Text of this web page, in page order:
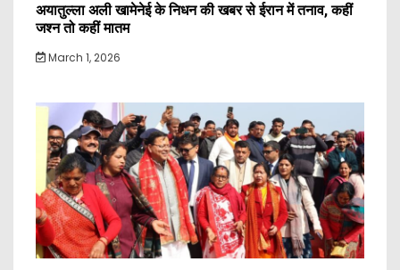
अयातुल्ला अली खामेनेई के निधन की खबर से ईरान में तनाव, कहीं
जश्न तो कहीं मातम
March 1, 2026